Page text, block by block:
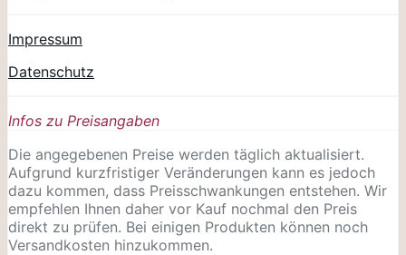
Impressum
Datenschutz
Infos zu Preisangaben
Die angegebenen Preise werden täglich aktualisiert.
Aufgrund kurzfristiger Veränderungen kann es jedoch
dazu kommen, dass Preisschwankungen entstehen. Wir
empfehlen Ihnen daher vor Kauf nochmal den Preis
direkt zu prüfen. Bei einigen Produkten können noch
Versandkosten hinzukommen.